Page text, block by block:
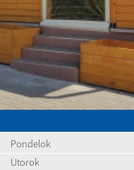
Pondelok
Utorok